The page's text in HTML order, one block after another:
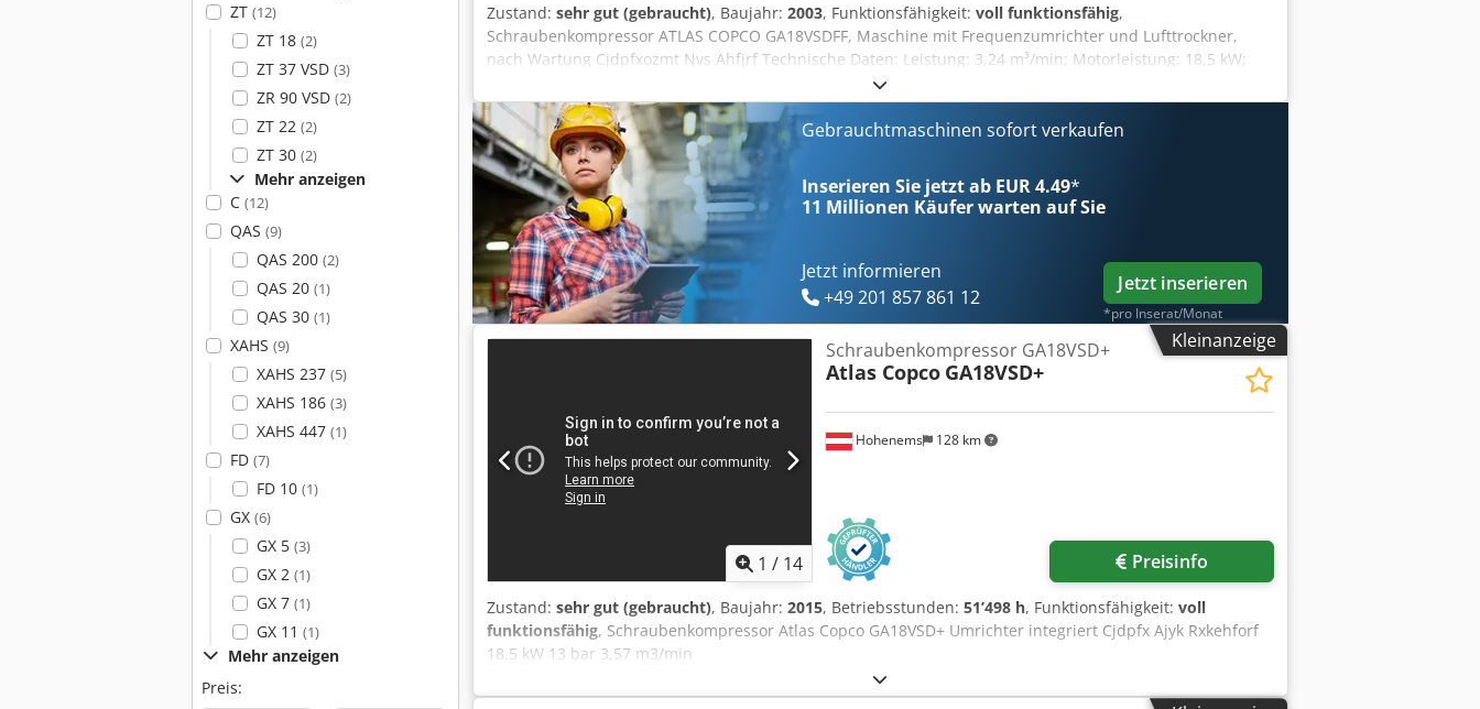
ZT (12)
ZT 18 (2)
ZT 37 VSD (3)
ZR 90 VSD (2)
ZT 22 (2)
ZT 30 (2)
Mehr anzeigen
C (12)
QAS (9)
QAS 200 (2)
QAS 20 (1)
QAS 30 (1)
XAHS (9)
XAHS 237 (5)
XAHS 186 (3)
XAHS 447 (1)
FD (7)
FD 10 (1)
GX (6)
GX 5 (3)
GX 2 (1)
GX 7 (1)
GX 11 (1)
Mehr anzeigen
Preis:
Zustand: sehr gut (gebraucht), Baujahr: 2003, Funktionsfähigkeit: voll funktionsfähig,
Schraubenkompressor ATLAS COPCO GA18VSDFF, Maschine mit Frequenzumrichter und Lufttrockner,
nach Wartung Cjdpfxozmt Nvs Ahfjrf Technische Daten: Leistung: 3,24 m³/min; Motorleistung: 18,5 kW;
Maximaldruck: 12,75 bar; Baujahr: 2003; Betriebsstunden: 11137 h!!! 16200 € netto 19926 € brutto Der
Kompressor ist voll funktionsfähig, einsatzbereit und wird mit Garantie verkauft. Wir bieten einen Service
an. Unten finden Sie einen Link zu einem Video.Gebrauchtmaschinen sofort verkaufen
Inserieren Sie jetzt ab EUR 4.49*
11 Millionen Käufer warten auf Sie
Jetzt informieren
+49 201 857 861 12
Jetzt inserieren
*pro Inserat/Monat
Kleinanzeige
1 / 14
Hohenems 128 km
Schraubenkompressor GA18VSD+
Atlas Copco GA18VSD+
Preisinfo
Zustand: sehr gut (gebraucht), Baujahr: 2015, Betriebsstunden: 51’498 h, Funktionsfähigkeit: voll
funktionsfähig, Schraubenkompressor Atlas Copco GA18VSD+ Umrichter integriert Cjdpfx Ajyk Rxkehforf
18.5 kW 13 bar 3,57 m3/min